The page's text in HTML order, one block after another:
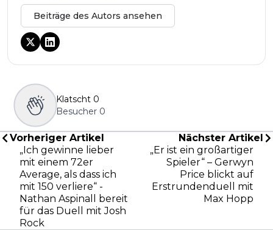
Beiträge des Autors ansehen
Klatscht 0
Besucher 0
Vorheriger Artikel
„Ich gewinne lieber
mit einem 72er
Average, als dass ich
mit 150 verliere“ -
Nathan Aspinall bereit
für das Duell mit Josh
Rock
Nächster Artikel
„Er ist ein großartiger
Spieler“ – Gerwyn
Price blickt auf
Erstrundenduell mit
Max Hopp